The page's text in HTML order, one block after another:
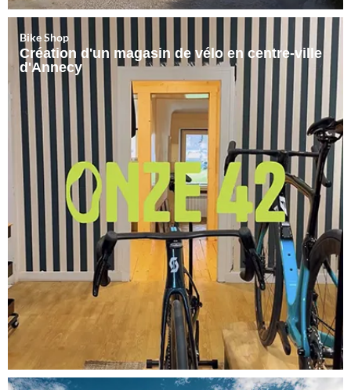
Bike Shop
Création d'un magasin de vélo en centre-ville
d'Annecy